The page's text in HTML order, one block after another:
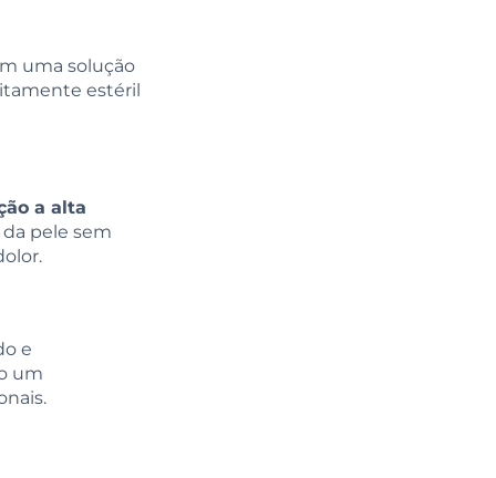
uma solução
estéril
a alta
pele sem
e
um